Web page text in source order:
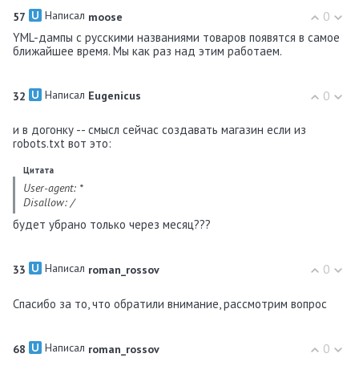
0
57 Написал moose
YML-дампы с русскими названиями товаров появятся в самое
ближайшее время. Мы как раз над этим работаем.
0
32 Написал Eugenicus
и в догонку -- смысл сейчас создавать магазин если из
robots.txt вот это:
Цитата
User-agent: *
Disallow: /
будет убрано только через месяц???
0
33 Написал roman_rossov
Спасибо за то, что обратили внимание, рассмотрим вопрос
0
68 Написал roman_rossov